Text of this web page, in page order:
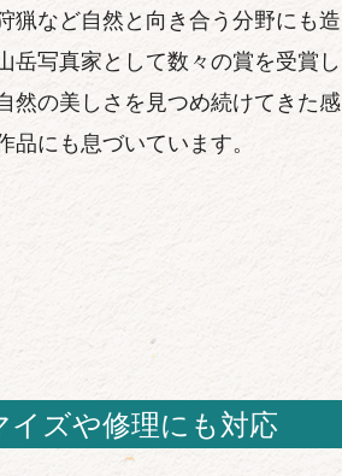
猟など自然と向き合う分野にも造
岳写真家として数々の賞を受賞し
然の美しさを見つめ続けてきた感
品にも息づいています。
ズや修理にも対応